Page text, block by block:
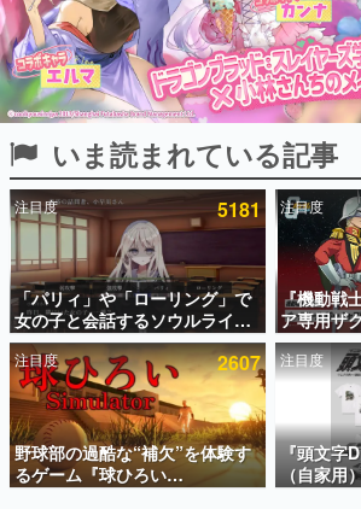
ピックアップ
電ファミのいま読まれている記事ランキング
アプリセール情報
インタビュー
連載・特集一覧
殿堂入り記事
SNS拡散数が数千以上！ ページビ
ど。多くの人々に読まれた、電ファ
事をまとめました。
いま読まれている記事
注目度 5181
「パリィ」や「ローリング」で
女の子と会話するソウルライク
恋愛ゲーム『小早川さんはソウ
ルライク』無料公開。返事に失
敗すると「YOU DIED」
注目度
『機動戦
ア専用ザ
散水ホー
本体には
ークやジ
ム、型式
注目度 2607
野球部の過酷な“補欠”を体験す
るゲーム『球ひろい
Simulator』が「1件」のウィッ
注目度
『頭文字
（自家用
ィッシュ